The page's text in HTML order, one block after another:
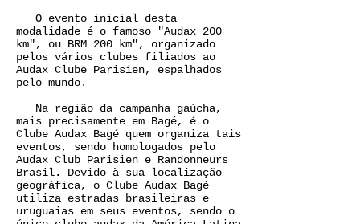
O evento inicial desta
modalidade é o famoso "Audax 200
km", ou BRM 200 km", organizado
pelos vários clubes filiados ao
Audax Clube Parisien, espalhados
pelo mundo.
Na região da campanha gaúcha,
mais precisamente em Bagé, é o
Clube Audax Bagé quem organiza tais
eventos, sendo homologados pelo
Audax Club Parisien e Randonneurs
Brasil. Devido à sua localização
geográfica, o Clube Audax Bagé
utiliza estradas brasileiras e
uruguaias em seus eventos, sendo o